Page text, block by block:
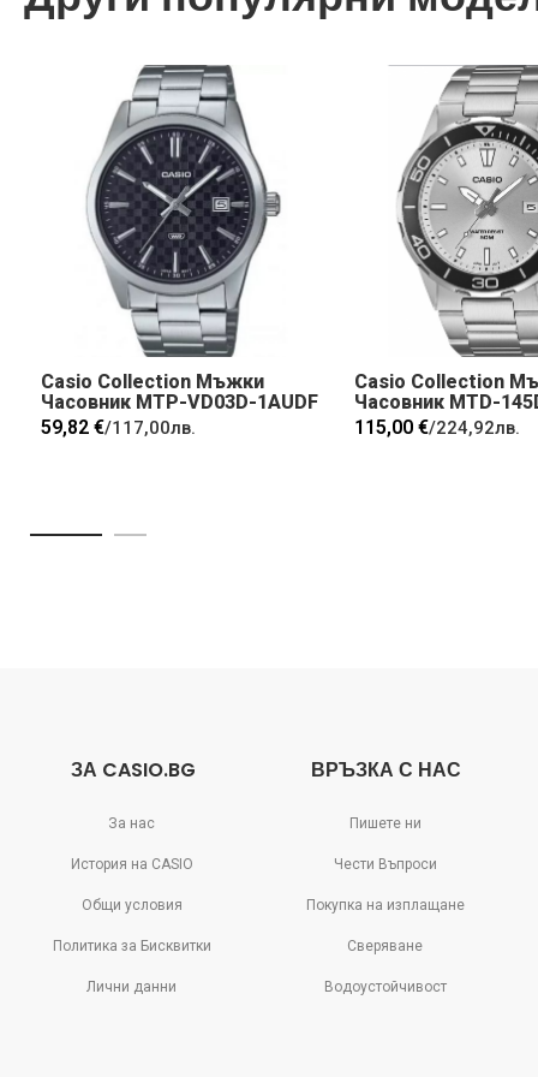
Casio Collection Мъжки
Часовник MTP-VD03D-1AUDF
59,82 €/117,00лв.
Casio Collection
Часовник MTD-
115,00 €/224,92лв.
ЗА CASIO.BG
За нас
История на CASIO
Общи условия
Политика за Бисквитки
Лични данни
ВРЪЗКА С НАС
Пишете ни
Чести Въпроси
Покупка на изплащане
Сверяване
Водоустойчивост